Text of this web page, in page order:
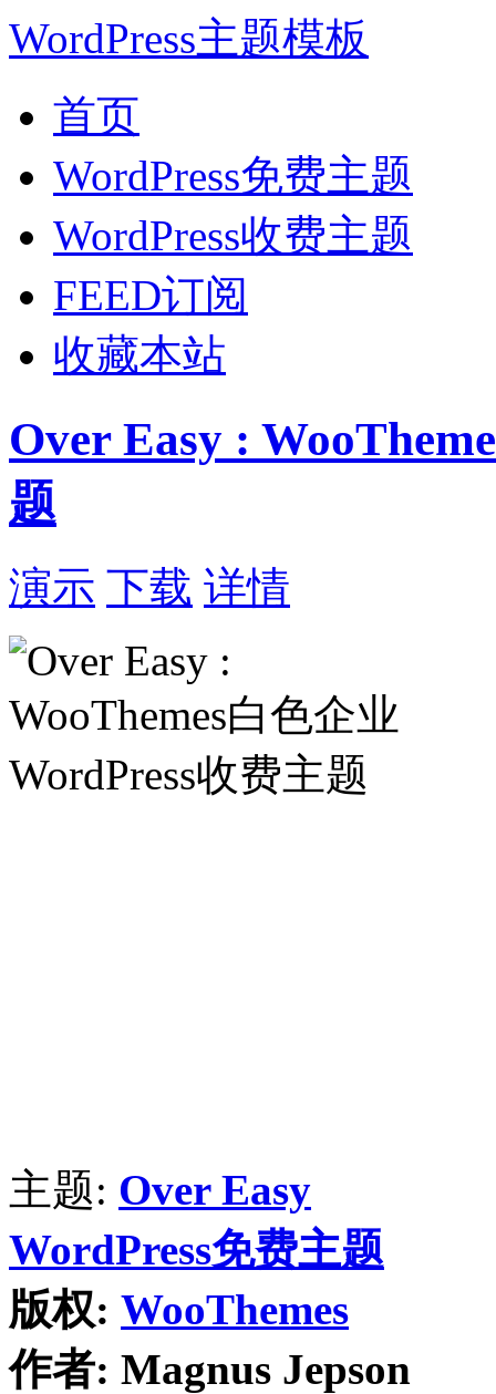
WordPress主题模板
首页
WordPress免费主题
WordPress收费主题
FEED订阅
收藏本站
Over Easy :
题
演示 下载 详情
主题: Over Easy
WordPress免费主题
版权: WooThemes
作者: Magnus Jepson